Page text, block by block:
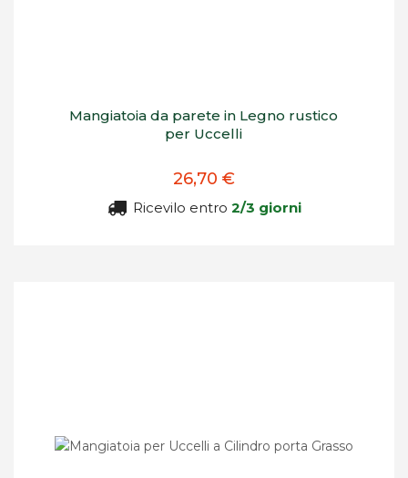
Mangiatoia da parete in Legno rustico
per Uccelli
26,70 €
Ricevilo entro 2/3 giorni